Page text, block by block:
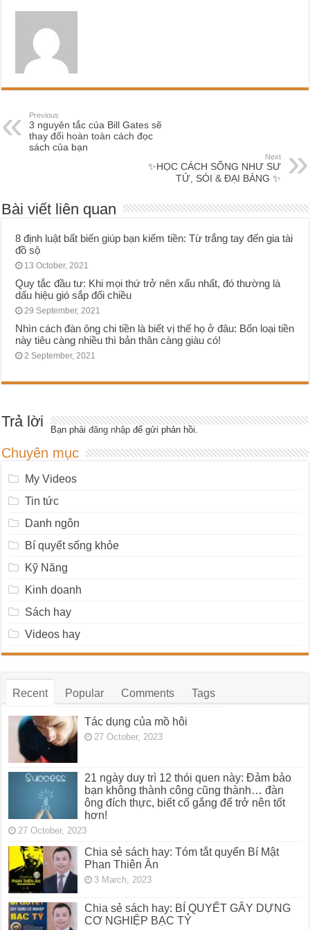
Previous
3 nguyên tắc của Bill Gates sẽ
thay đổi hoàn toàn cách đọc
sách của bạn
Next
✨HỌC CÁCH SỐNG NHƯ SƯ
TỬ, SÓI & ĐẠI BÀNG ✨
Bài viết liên quan
8 định luật bất biến giúp bạn kiếm tiền: Từ trắng tay đến gia tài
đồ sộ
13 October, 2021
Quy tắc đầu tư: Khi mọi thứ trở nên xấu nhất, đó thường là
dấu hiệu gió sắp đổi chiều
29 September, 2021
Nhìn cách đàn ông chi tiền là biết vị thế họ ở đâu: Bốn loại tiền
này tiêu càng nhiều thì bản thân càng giàu có!
2 September, 2021
Trả lời Bạn phảiđăng nhập để gửi phản hồi.
Chuyên mục
My Videos
Tin tức
Danh ngôn
Bí quyết sống khỏe
Kỹ Năng
Kinh doanh
Sách hay
Videos hay
Recent Popular Comments Tags
Tác dụng của mồ hôi
27 October, 2023
21 ngày duy trì 12 thói quen này: Đảm bảo
bạn không thành công cũng thành… đàn
ông đích thực, biết cố gắng để trở nên tốt
hơn!
27 October, 2023
Chia sẻ sách hay: Tóm tắt quyển Bí Mật
Phan Thiên Ân
3 March, 2023
Chia sẻ sách hay: BÍ QUYẾT GÂY DỰNG
CƠ NGHIỆP BẠC TỶ